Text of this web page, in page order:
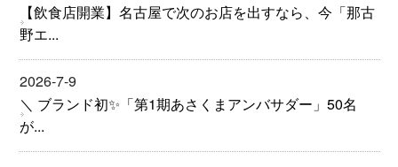
【飲食店開業】名古屋で次のお店を出すなら、今「那古
野エ...
2026-7-9
＼ ブランド初✨「第1期あさくまアンバサダー」50名
が...